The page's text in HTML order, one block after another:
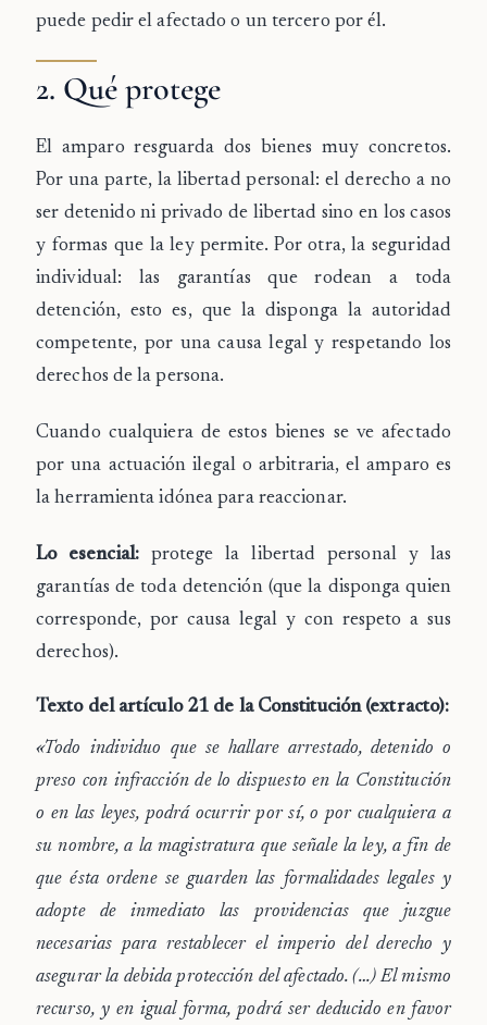
puede pedir el afectado o un tercero por él.
2. Qué protege
El amparo resguarda dos bienes muy concretos.
Por una parte, la libertad personal: el derecho a no
ser detenido ni privado de libertad sino en los casos
y formas que la ley permite. Por otra, laseguridad
individual: las garantías que rodean a toda
detención, esto es, que la disponga la autoridad
competente, por una causa legal y respetando los
derechos de la persona.
Cuando cualquiera de estos bienes se ve afectado
por una actuación ilegal o arbitraria, el amparo es
la herramienta idónea para reaccionar.
Lo esencial:protege la libertad personal y las
garantías de toda detención (que la disponga quien
corresponde, por causa legal y con respeto a sus
derechos).
Texto del artículo 21 de la Constitución (extracto):
«Todo individuo que se hallare arrestado, detenido o
preso con infracción de lo dispuesto en la Constitución
o en las leyes, podrá ocurrir por sí, o por cualquiera a
su nombre, a la magistratura que señale la ley, a fin de
que ésta ordene se guarden las formalidades legales y
adopte de inmediato las providencias que juzgue
necesarias para restablecer el imperio del derecho y
asegurar la debida protección del afectado. (…) El mismo
recurso, y en igual forma, podrá ser deducido en favor